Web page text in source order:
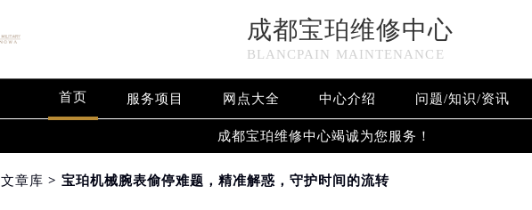
成都宝珀维修中心
BLANCPAIN MAINTENANCE
首页 服务项目 网点大全 中心介绍 问题/知识/资讯
成都宝珀维修中心竭诚为您服务！
文章库 > 宝珀机械腕表偷停难题，精准解惑，守护时间的流转